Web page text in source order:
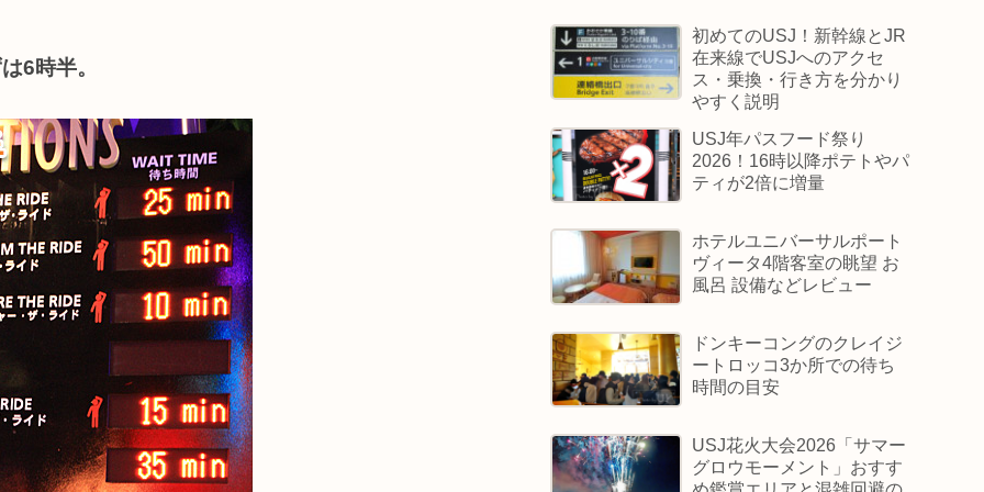
6時半。
初めてのUSJ！新幹線とJR
在来線でUSJへのアクセ
ス・乗換・行き方を分かり
やすく説明
USJ年パスフード祭り
2026！16時以降ポテトやパ
ティが2倍に増量
ホテルユニバーサルポート
ヴィータ4階客室の眺望 お
風呂 設備などレビュー
ドンキーコングのクレイジ
ートロッコ3か所での待ち
時間の目安
USJ花火大会2026「サマー
グロウモーメント」おすす